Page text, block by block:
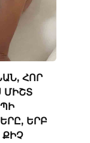
ՀՈՐ
ՄԻՇՏ
ԵՐԲ